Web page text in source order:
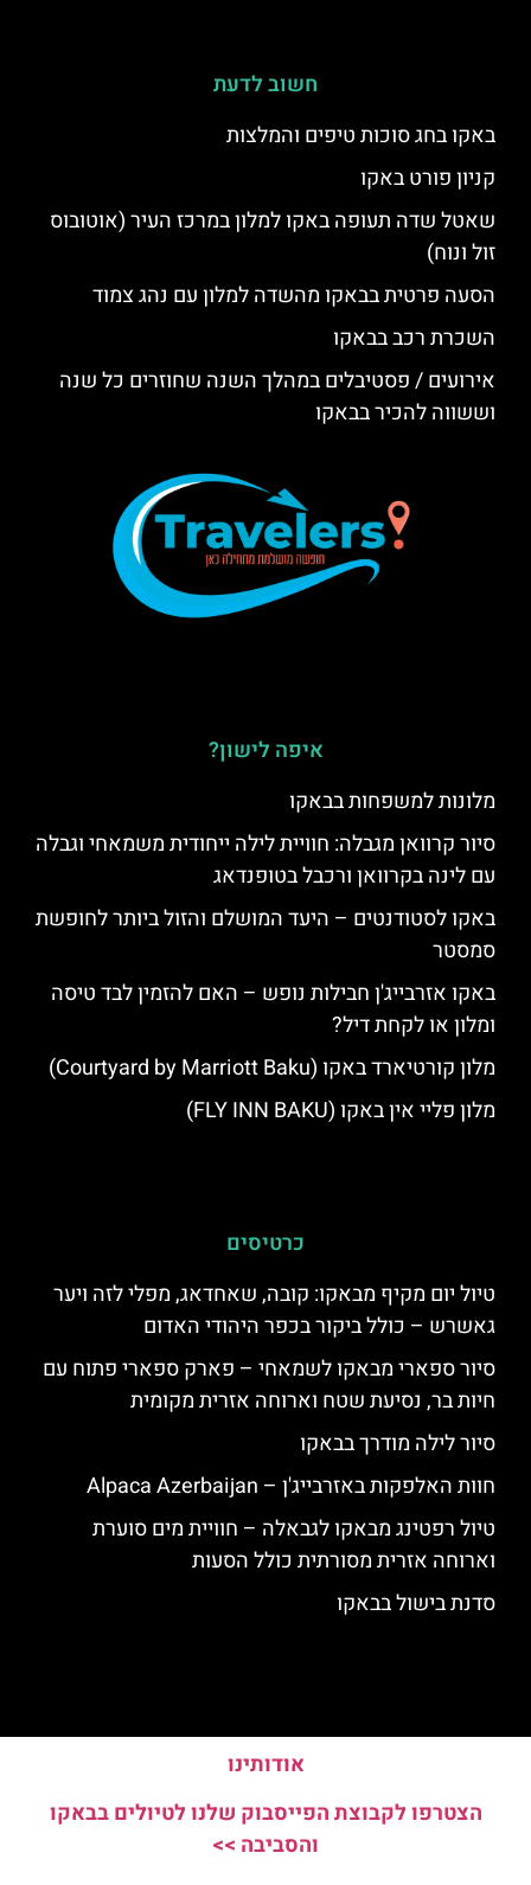
חשוב לדעת
באקו בחג סוכות טיפים והמלצות
קניון פורט באקו
שאטל שדה תעופה באקו למלון במרכז העיר (אוטובוס
זול ונוח)
הסעה פרטית בבאקו מהשדה למלון עם נהג צמוד
השכרת רכב בבאקו
אירועים / פסטיבלים במהלך השנה שחוזרים כל שנה
וששווה להכיר בבאקו
איפה לישון?
מלונות למשפחות בבאקו
סיור קרוואן מגבלה: חוויית לילה ייחודית משמאחי וגבלה
עם לינה בקרוואן ורכבל בטופנדאג
באקו לסטודנטים – היעד המושלם והזול ביותר לחופשת
סמסטר
באקו אזרבייג'ן חבילות נופש – האם להזמין לבד טיסה
ומלון או לקחת דיל?
מלון קורטיארד באקו (Courtyard by Marriott Baku)
מלון פליי אין באקו (FLY INN BAKU)
כרטיסים
טיול יום מקיף מבאקו: קובה, שאחדאג, מפלי לזה ויער
גאשרש – כולל ביקור בכפר היהודי האדום
סיור ספארי מבאקו לשמאחי – פארק ספארי פתוח עם
חיות בר, נסיעת שטח וארוחה אזרית מקומית
סיור לילה מודרך בבאקו
חוות האלפקות באזרבייג'ן – Alpaca Azerbaijan
טיול רפטינג מבאקו לגבאלה – חוויית מים סוערת
וארוחה אזרית מסורתית כולל הסעות
סדנת בישול בבאקו
אודותינו
הצטרפו לקבוצת הפייסבוק שלנו לטיולים בבאקו
והסביבה >>